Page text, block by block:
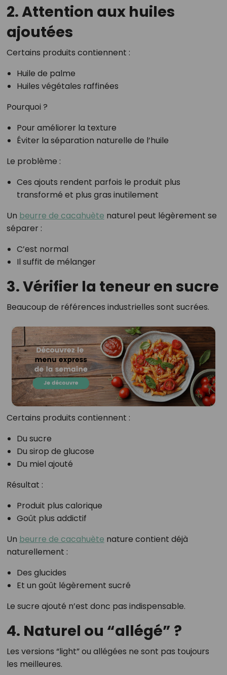
2. Attention aux huiles
ajoutées
Certains produits contiennent :
Huile de palme
Huiles végétales raffinées
Pourquoi ?
Pour améliorer la texture
Éviter la séparation naturelle de l’huile
Le problème :
Ces ajouts rendent parfois le produit plus
transformé et plus gras inutilement
Un beurre de cacahuète naturel peut légèrement se
séparer :
C’est normal
Il suffit de mélanger
3. Vérifier la teneur en sucre
Beaucoup de références industrielles sont sucrées.
Certains produits contiennent :
Du sucre
Du sirop de glucose
Du miel ajouté
Résultat :
Produit plus calorique
Goût plus addictif
Un beurre de cacahuète nature contient déjà
naturellement :
Des glucides
Et un goût légèrement sucré
Le sucre ajouté n’est donc pas indispensable.
4. Naturel ou “allégé” ?
Les versions “light” ou allégées ne sont pas toujours
les meilleures.